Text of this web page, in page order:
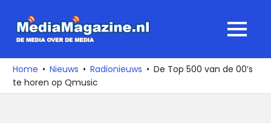
naar
media
over
de
MENU
Home Nieuws Radionieuws
De Top 500 van de 00’s
te horen op Qmusic